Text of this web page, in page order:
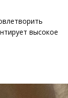
высокое